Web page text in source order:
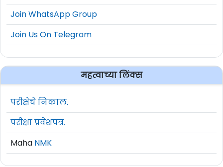
Join WhatsApp Group
Join Us On Telegram
महत्वाच्या लिंक्स
परीक्षेचे निकाल.
परीक्षा प्रवेशपत्र.
Maha NMK